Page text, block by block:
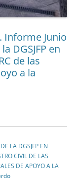
Informe Junio
DGSJFP en
de las
a la
LA DGSJFP EN
CIVIL DE LAS
DE APOYO A LA